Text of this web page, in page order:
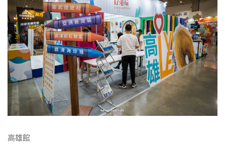
高雄館